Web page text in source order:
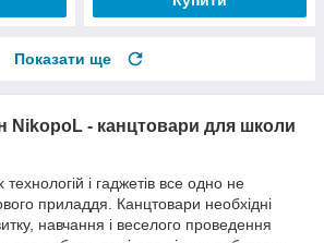
Показати ще
NikopoL - канцтовари для школи
і гаджетів все одно не
приладдя. Канцтовари необхідні
навчання і веселого проведення